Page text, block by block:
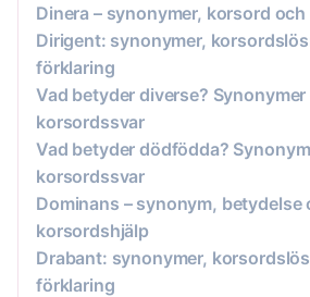
Dinera – synonymer, korsord
Dirigent: synonymer,
förklaring
Vad betyder diverse?
korsordssvar
Vad betyder dödfödda?
korsordssvar
Dominans – synonym, betydelse
korsordshjälp
Drabant: synonymer,
förklaring